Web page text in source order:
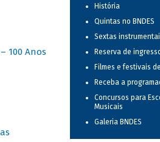
– 100 Anos
História
Quintas no BNDES
Sextas
Reserva de
Filmes e festivais
Receba a
Concursos para
Musicais
Galeria BNDES